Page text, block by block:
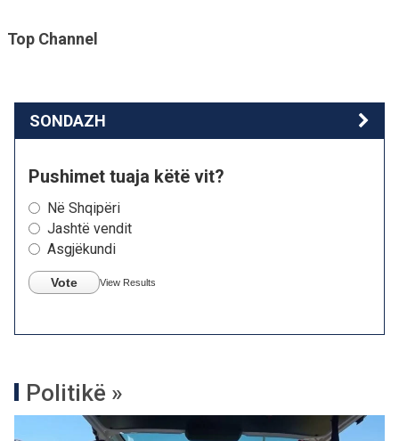
Top Channel
SONDAZH
Pushimet tuaja këtë vit?
Në Shqipëri
Jashtë vendit
Asgjëkundi
Vote View Results
Politikë »